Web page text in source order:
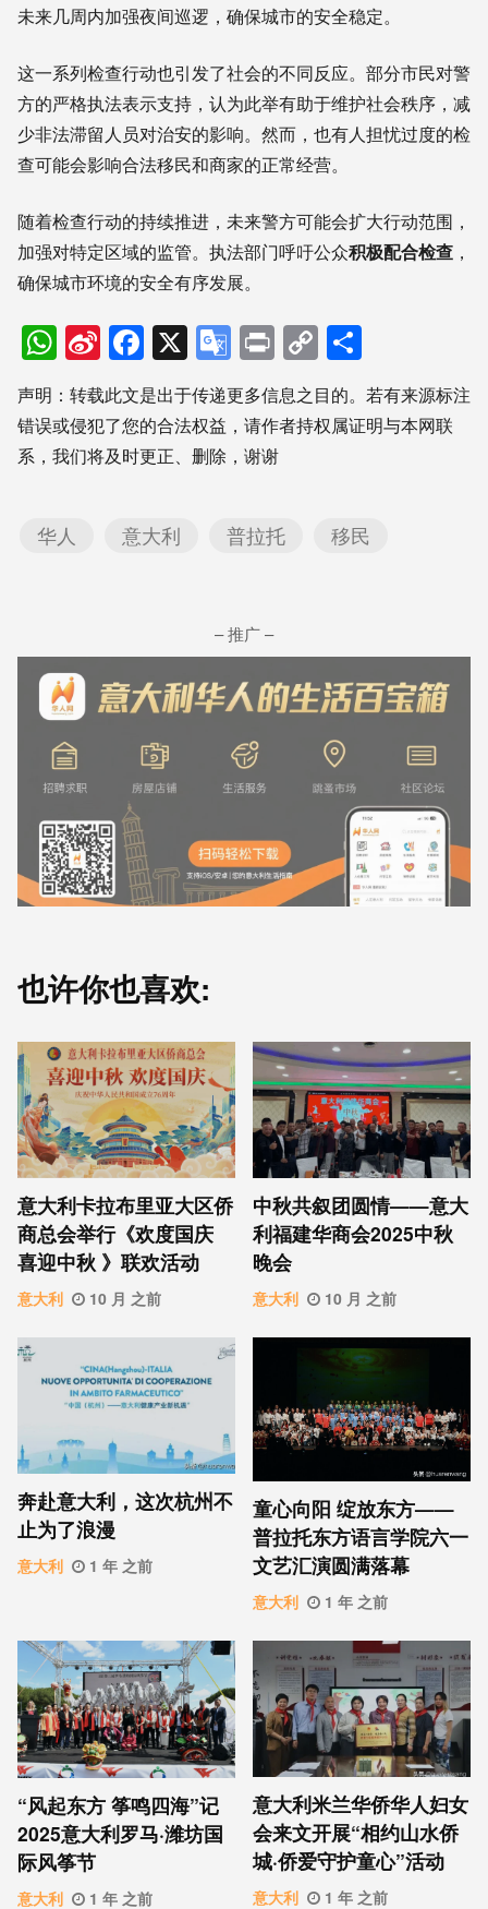
未来几周内加强夜间巡逻，确保城市的安全稳定。
这一系列检查行动也引发了社会的不同反应。部分市民对警
方的严格执法表示支持，认为此举有助于维护社会秩序，减
少非法滞留人员对治安的影响。然而，也有人担忧过度的检
查可能会影响合法移民和商家的正常经营。
随着检查行动的持续推进，未来警方可能会扩大行动范围，
加强对特定区域的监管。执法部门呼吁公众积极配合检查 ，
确保城市环境的安全有序发展。
WhatsApp
Sina
Weibo
Facebook
X Google
Translate
PrintCopy
Link享
声明：转载此文是出于传递更多信息之目的。若有来源标注
错误或侵犯了您的合法权益，请作者持权属证明与本网联
系，我们将及时更正、删除，谢谢
华人 意大利 普拉托 移民
– 推广 –
也许你也喜欢:
意⼤利卡拉布⾥亚大区侨
商总会举行《欢度国庆
喜迎中秋 》联欢活动
意大利 10 月 之前
中秋共叙团圆情——意大
利福建华商会2025中秋
晚会
意大利 10 月 之前
奔赴意大利，这次杭州不
止为了浪漫
意大利 1 年 之前
童心向阳 绽放东方——
普拉托东方语言学院六一
文艺汇演圆满落幕
意大利 1 年 之前
“风起东方 筝鸣四海”记
2025意大利罗马·潍坊国
际风筝节
意大利 1 年 之前
意大利米兰华侨华人妇女
会来文开展“相约山水侨
城·侨爱守护童心”活动
意大利 1 年 之前